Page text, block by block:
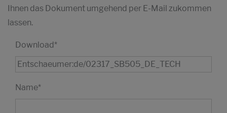
Ihnen das Dokument umgehend per E-Mail zukommen
lassen.
Download*
Name*